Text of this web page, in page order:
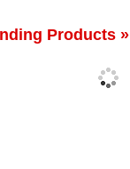
Products »